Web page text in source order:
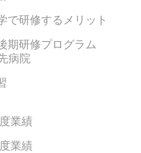
で研修するメリット
期研修プログラム
病院
業績
業績